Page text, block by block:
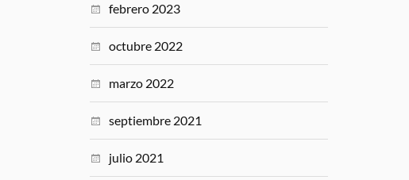
febrero 2023
octubre 2022
marzo 2022
septiembre 2021
julio 2021